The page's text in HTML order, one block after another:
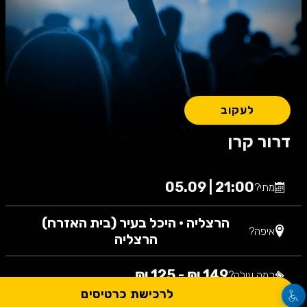
דרור קרן
לעקוב
מתי?21:00 | 05.09
איפה? הרצליה • היכל בעיר (בית האזרח)
הרצליה
כמה עולה?149 ₪ - 125 ₪
לרכישת כרטיסים